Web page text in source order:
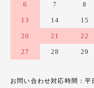
6 7 8
13 14 15
20 21 22
27 28 29
お問い合わせ対応時間：